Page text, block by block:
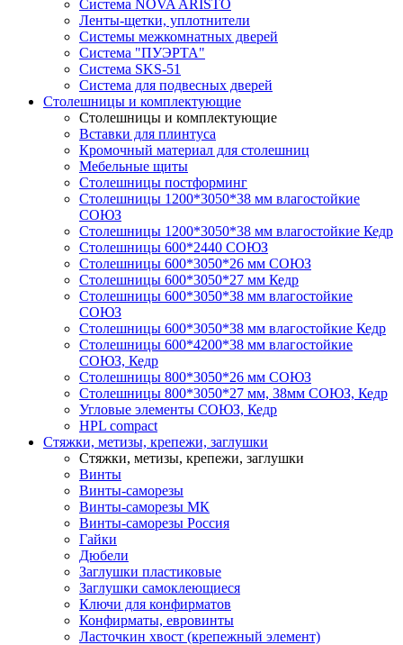
Система NOVA ARISTO
Ленты-щетки, уплотнители
Системы межкомнатных дверей
Система "ПУЭРТА"
Система SKS-51
Система для подвесных дверей
Столешницы и комплектующие
Столешницы и комплектующие
Вставки для плинтуса
Кромочный материал для столешниц
Мебельные щиты
Столешницы постформинг
Столешницы 1200*3050*38 мм влагостойкие
СОЮЗ
Столешницы 1200*3050*38 мм влагостойкие Кедр
Столешницы 600*2440 СОЮЗ
Столешницы 600*3050*26 мм СОЮЗ
Столешницы 600*3050*27 мм Кедр
Столешницы 600*3050*38 мм влагостойкие
СОЮЗ
Столешницы 600*3050*38 мм влагостойкие Кедр
Столешницы 600*4200*38 мм влагостойкие
СОЮЗ, Кедр
Столешницы 800*3050*26 мм СОЮЗ
Столешницы 800*3050*27 мм, 38мм СОЮЗ, Кедр
Угловые элементы СОЮЗ, Кедр
HPL compact
Стяжки, метизы, крепежи, заглушки
Стяжки, метизы, крепежи, заглушки
Винты
Винты-саморезы
Винты-саморезы МК
Винты-саморезы Россия
Гайки
Дюбели
Заглушки пластиковые
Заглушки самоклеющиеся
Ключи для конфирматов
Конфирматы, евровинты
Ласточкин хвост (крепежный элемент)